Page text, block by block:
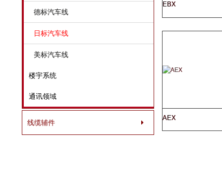
EBX
AEX
德标汽车线
日标汽车线
美标汽车线
楼宇系统
通讯领域
线缆辅件